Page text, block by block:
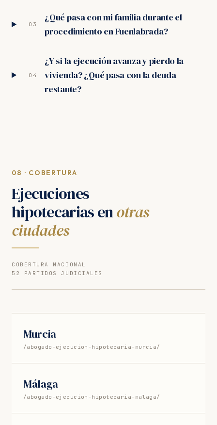
03
¿Qué pasa con mi familia durante el
procedimiento en Fuenlabrada?
04
¿Y si la ejecución avanza y pierdo la
vivienda? ¿Qué pasa con la deuda
restante?
08 · COBERTURA
Ejecuciones
hipotecarias enotras
ciudades
COBERTURA NACIONAL
52 PARTIDOS JUDICIALES
Murcia
/abogado-ejecucion-hipotecaria-murcia/
Málaga
/abogado-ejecucion-hipotecaria-malaga/